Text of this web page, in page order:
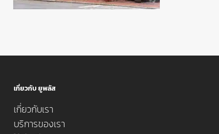
เกี่ยวกับ ยูพลัส
เกี่ยวกับเรา
บริการของเรา